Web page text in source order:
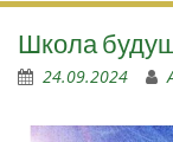
Школа
24.09.2024